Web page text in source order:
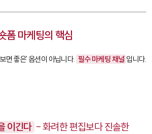
마케팅의 핵심
면 좋은' 옵션이 아닙니다. 필수 마케팅 채널 입니다.
이긴다 - 화려한 편집보다 진솔한